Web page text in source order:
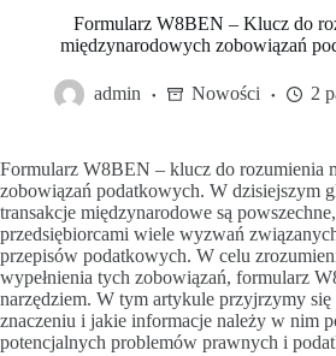
Formularz W8BEN – Klucz do
międzynarodowych zobowiązań
admin Nowości 2
Formularz W8BEN – klucz do rozumienia
zobowiązań podatkowych. W dzisiejszym
transakcje międzynarodowe są
przedsiębiorcami wiele wyzwań
przepisów podatkowych. W celu
wypełnienia tych zobowiązań, formularz
narzędziem. W tym artykule przyjrzymy
znaczeniu i jakie informacje należy w nim
potencjalnych problemów prawnych i